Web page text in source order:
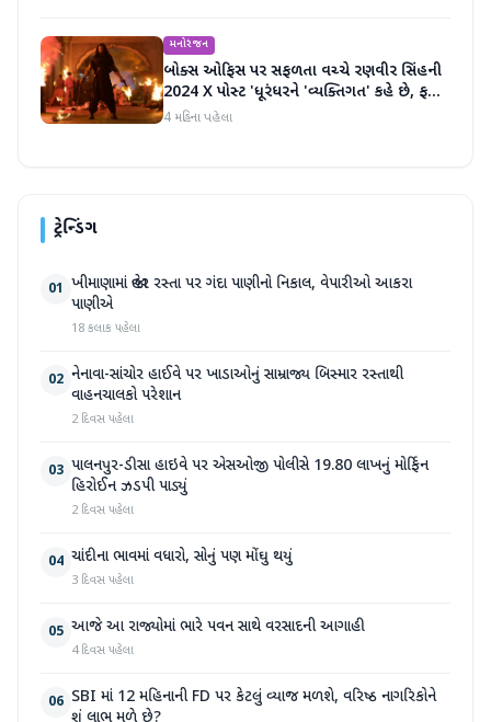
મનોરંજન
બોક્સ ઓફિસ પર સફળતા વચ્ચે રણવીર સિંહની
2024 X પોસ્ટ 'ધૂરંધરને 'વ્યક્તિગત' કહે છે, ફરી
એકવાર ચર્ચામાં
4 મહિના પહેલા
ટ્રેન્ડિંગ
01 ખીમાણામાં જાહેર રસ્તા પર ગંદા પાણીનો નિકાલ, વેપારીઓ આકરા
પાણીએ
18 કલાક પહેલા
02 નેનાવા-સાંચોર હાઈવે પર ખાડાઓનું સામ્રાજ્ય બિસ્માર રસ્તાથી
વાહનચાલકો પરેશાન
2 દિવસ પહેલા
03 પાલનપુર-ડીસા હાઇવે પર એસઓજી પોલીસે 19.80 લાખનું મોર્ફિન
હિરોઈન ઝડપી પાડ્યું
2 દિવસ પહેલા
04 ચાંદીના ભાવમાં વધારો, સોનું પણ મોંઘુ થયું
3 દિવસ પહેલા
05 આજે આ રાજ્યોમાં ભારે પવન સાથે વરસાદની આગાહી
4 દિવસ પહેલા
06 SBI માં 12 મહિનાની FD પર કેટલું વ્યાજ મળશે, વરિષ્ઠ નાગરિકોને